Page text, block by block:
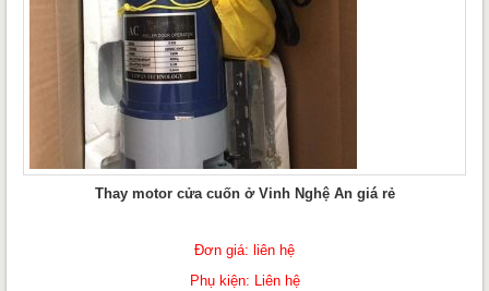
Thay motor cửa cuốn ở Vinh Nghệ An giá rẻ
Đơn giá: liên hệ
Phụ kiện: Liên hệ